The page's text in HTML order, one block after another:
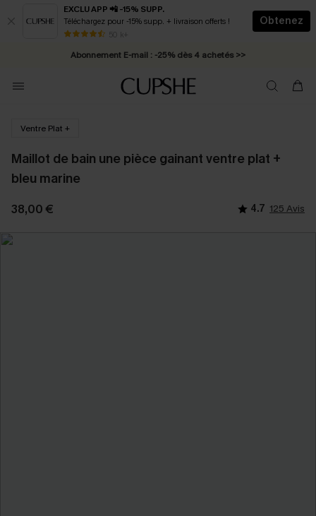
EXCLU APP 📲 -15% SUPP.
Téléchargez pour -15% supp. + livraison offerts !
50 k+
Obtenez
* Livraison éclair 2-3 jours ouvrés >>
Abonnement E-mail : -25% dès 4 achetés >>
Ventre Plat +
Maillot de bain une pièce gainant ventre plat +
bleu marine
38,00 € 4.7 125 Avis